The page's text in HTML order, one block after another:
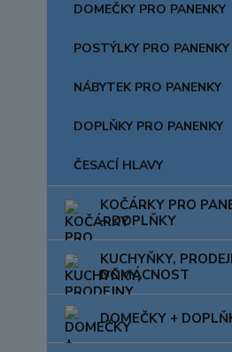
DOMEČKY PRO PANENKY
POSTÝLKY PRO PANENKY
NÁBYTEK PRO PANENKY
DOPLŇKY PRO PANENKY
ČESACÍ HLAVY
KOČÁRKY PRO
+ DOPLŇKY
KUCHYŇKY,
DOMÁCNOST
DOMEČKY +